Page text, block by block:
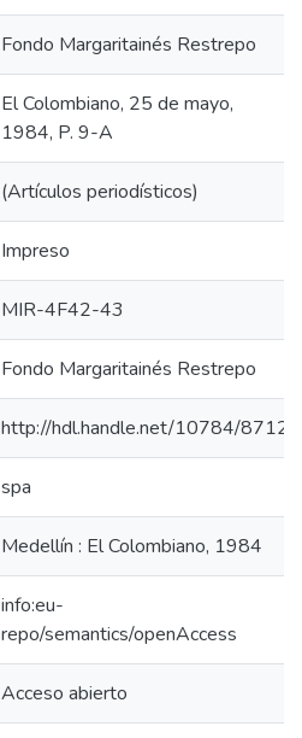
Fondo Margaritainés Restrepo
El Colombiano, 25 de mayo,
1984, P. 9-A
(Artículos periodísticos)
Impreso
MIR-4F42-43
Fondo Margaritainés Restrepo
http://hdl.handle.net/10784/8712
spa
Medellín : El Colombiano, 1984
info:eu-
repo/semantics/openAccess
Acceso abierto